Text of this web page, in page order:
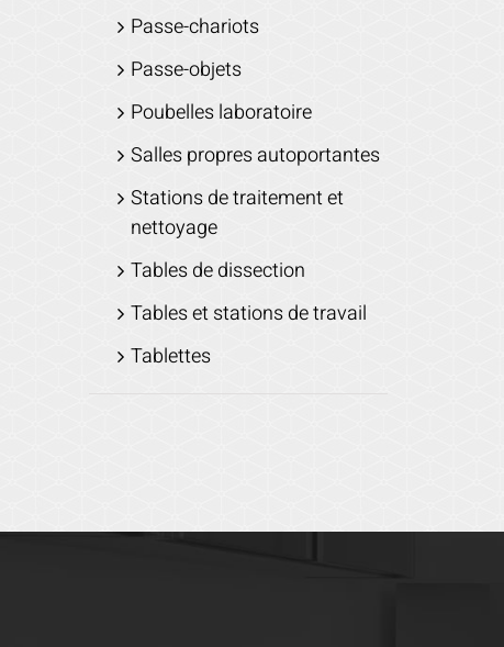
Passe-chariots
Passe-objets
Poubelles laboratoire
Salles propres autoportantes
Stations de traitement et
nettoyage
Tables de dissection
Tables et stations de travail
Tablettes